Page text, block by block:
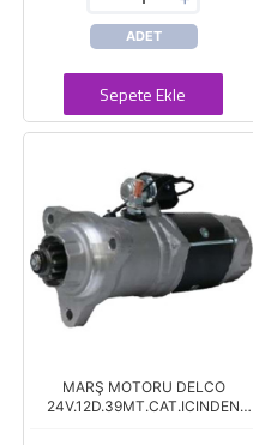
ADET
Sepete Ekle
MARŞ MOTORU DELCO
24V.12D.39MT.CAT.ICINDEN